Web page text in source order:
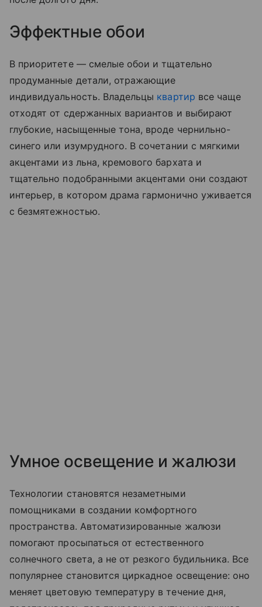
Эффектные обои
В приоритете — смелые обои и тщательно
продуманные детали, отражающие
индивидуальность. Владельцы квартир все чаще
отходят от сдержанных вариантов и выбирают
глубокие, насыщенные тона, вроде чернильно-
синего или изумрудного. В сочетании с мягкими
акцентами из льна, кремового бархата и
тщательно подобранными акцентами они создают
интерьер, в котором драма гармонично уживается
с безмятежностью.
Умное освещение и жалюзи
Технологии становятся незаметными
помощниками в создании комфортного
пространства. Автоматизированные жалюзи
помогают просыпаться от естественного
солнечного света, а не от резкого будильника. Все
популярнее становится циркадное освещение: оно
меняет цветовую температуру в течение дня,